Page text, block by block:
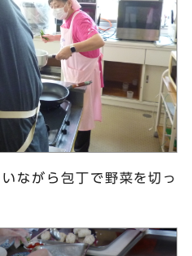
ながら包丁で野菜を切っ